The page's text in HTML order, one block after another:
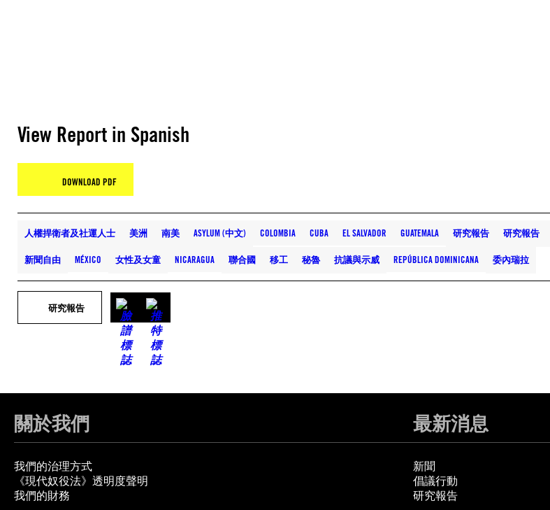
View Report in Spanish
DOWNLOAD PDF
人權捍衛者及社運人士 美洲 南美 ASYLUM (中文) COLOMBIA CUBA EL SALVADOR GUATEMALA 研究報告 研究報告
新聞自由 MÉXICO 女性及女童 NICARAGUA 聯合國 移工 秘魯 抗議與示威 REPÚBLICA DOMINICANA 委內瑞拉
研究報告
關於我們
我們的治理方式
《現代奴役法》透明度聲明
我們的財務
最新消息
新聞
倡議行動
研究報告